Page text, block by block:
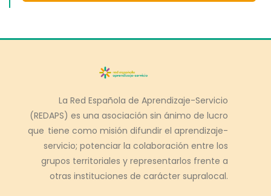
La Red Española de Aprendizaje-Servicio
(REDAPS) es una asociación sin ánimo de lucro
que tiene como misión difundir el aprendizaje-
servicio; potenciar la colaboración entre los
grupos territoriales y representarlos frente a
otras instituciones de carácter supralocal.